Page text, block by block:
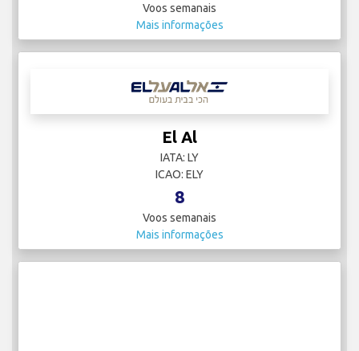
Voos semanais
Mais informações
El Al
IATA: LY
ICAO: ELY
8
Voos semanais
Mais informações